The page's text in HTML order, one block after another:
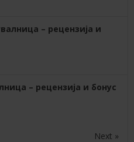
– рецензија и
– рецензија и бонус
Next »